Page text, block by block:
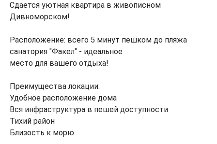
Сдается уютная квартира в живописном
Дивноморском!
Расположение: всего 5 минут пешком до пляжа
санатория "Факел" - идеальное
место для вашего отдыха!
Преимущества локации:
Удобное расположение дома
Вся инфраструктура в пешей доступности
Тихий район
Близость к морю